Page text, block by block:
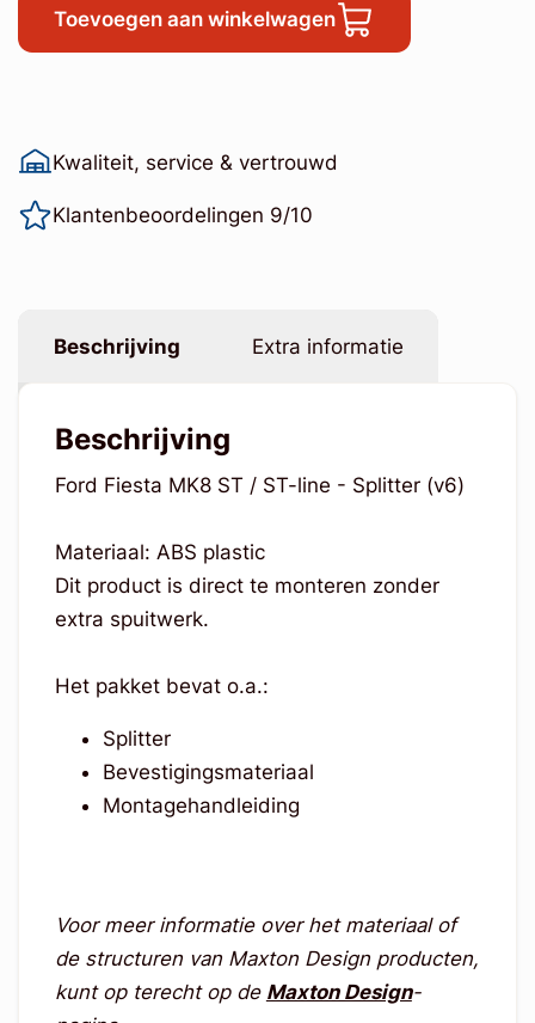
Toevoegen aan winkelwagen
Kwaliteit, service & vertrouwd
Klantenbeoordelingen 9/10
Beschrijving Extra informatie
Beschrijving
Ford Fiesta MK8 ST / ST-line - Splitter (v6)
Materiaal: ABS plastic
Dit product is direct te monteren zonder
extra spuitwerk.
Het pakket bevat o.a.:
Splitter
Bevestigingsmateriaal
Montagehandleiding
Voor meer informatie over het materiaal of
de structuren van Maxton Design producten,
kunt op terecht op de Maxton Design-